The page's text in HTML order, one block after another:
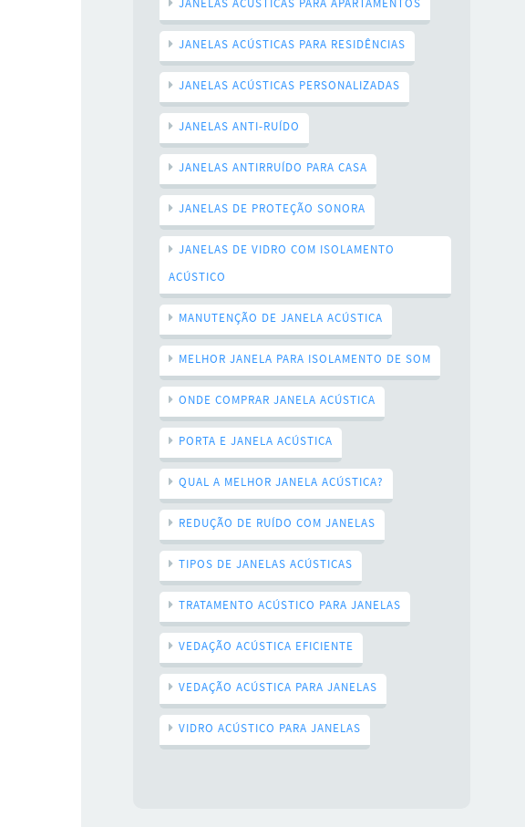
JANELAS ACÚSTICAS PARA APARTAMENTOS
JANELAS ACÚSTICAS PARA RESIDÊNCIAS
JANELAS ACÚSTICAS PERSONALIZADAS
JANELAS ANTI-RUÍDO
JANELAS ANTIRRUÍDO PARA CASA
JANELAS DE PROTEÇÃO SONORA
JANELAS DE VIDRO COM ISOLAMENTO
ACÚSTICO
MANUTENÇÃO DE JANELA ACÚSTICA
MELHOR JANELA PARA ISOLAMENTO DE SOM
ONDE COMPRAR JANELA ACÚSTICA
PORTA E JANELA ACÚSTICA
QUAL A MELHOR JANELA ACÚSTICA?
REDUÇÃO DE RUÍDO COM JANELAS
TIPOS DE JANELAS ACÚSTICAS
TRATAMENTO ACÚSTICO PARA JANELAS
VEDAÇÃO ACÚSTICA EFICIENTE
VEDAÇÃO ACÚSTICA PARA JANELAS
VIDRO ACÚSTICO PARA JANELAS